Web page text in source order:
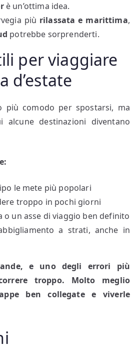
è un’ottima idea.
più rilassata e marittima,
potrebbe sorprenderti.
per viaggiare
d’estate
più comodo per spostarsi, ma
alcune destinazioni diventano
le mete più popolari
troppo in pochi giorni
o un asse di viaggio ben definito
a strati, anche in
e uno degli errori più
troppo. Molto meglio
ben collegate e viverle